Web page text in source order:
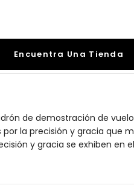
Encuentra Una Tienda
de demostración de
por la precisión y gracia que
y gracia se exhiben en el
cronógrafo, calendario
retroiluminación digital,